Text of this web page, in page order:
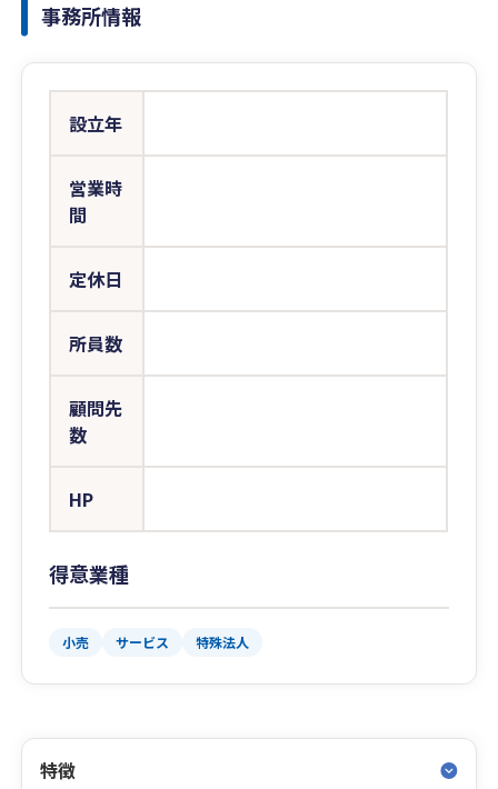
事務所情報
設立年
営業時
間
定休日
所員数
顧問先
数
HP
得意業種
小売 サービス 特殊法人
特徴